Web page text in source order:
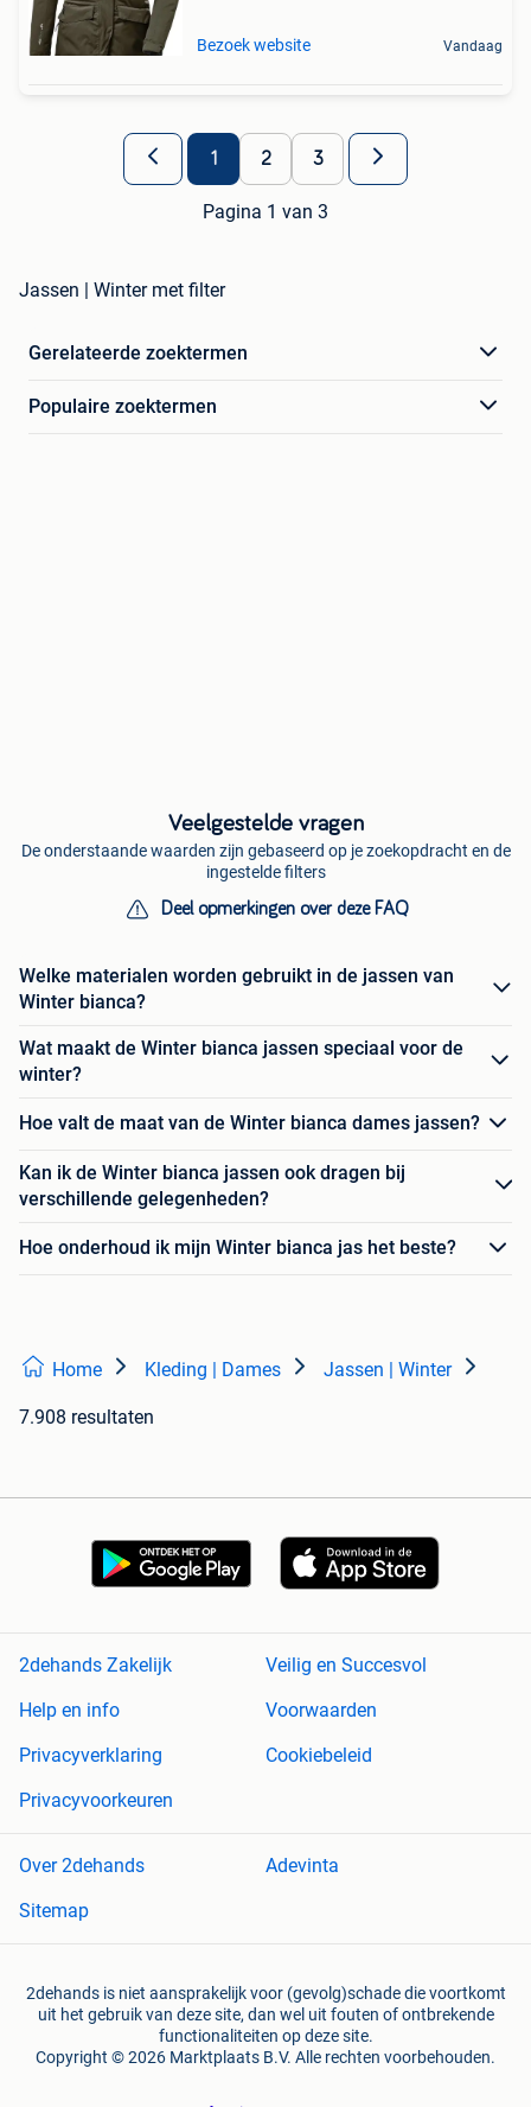
Bezoek website Vandaag
1 2 3
Pagina 1 van 3
Jassen | Winter met filter
Gerelateerde zoektermen
Populaire zoektermen
Veelgestelde vragen
De onderstaande waarden zijn gebaseerd op je zoekopdracht en de
ingestelde filters
Deel opmerkingen over deze FAQ
Welke materialen worden gebruikt in de jassen van
Winter bianca?
Wat maakt de Winter bianca jassen speciaal voor de
winter?
Hoe valt de maat van de Winter bianca dames jassen?
Kan ik de Winter bianca jassen ook dragen bij
verschillende gelegenheden?
Hoe onderhoud ik mijn Winter bianca jas het beste?
Home Kleding | Dames Jassen | Winter
7.908 resultaten
2dehands Zakelijk
Veilig en Succesvol
Help en info
Voorwaarden
Privacyverklaring
Cookiebeleid
Privacyvoorkeuren
Over 2dehands
Adevinta
Sitemap
2dehands is niet aansprakelijk voor (gevolg)schade die voortkomt
uit het gebruik van deze site, dan wel uit fouten of ontbrekende
functionaliteiten op deze site.
Copyright © 2026 Marktplaats B.V. Alle rechten voorbehouden.